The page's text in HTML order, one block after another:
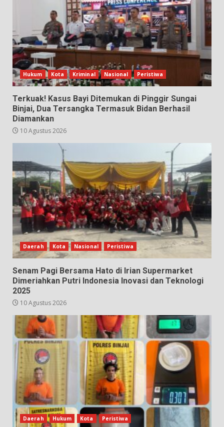
Hukum Kota Kriminal Nasional Peristiwa
Terkuak! Kasus Bayi Ditemukan di Pinggir Sungai
Binjai, Dua Tersangka Termasuk Bidan Berhasil
Diamankan
10 Agustus 2026
Daerah Kota Nasional Peristiwa
Senam Pagi Bersama Hato di Irian Supermarket
Dimeriahkan Putri Indonesia Inovasi dan Teknologi
2025
10 Agustus 2026
Daerah Hukum Kota Peristiwa